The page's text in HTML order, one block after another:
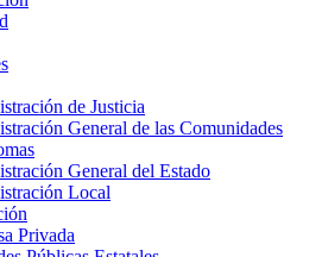
de Justicia
General de las Comunidades
General del Estado
Local
Privada